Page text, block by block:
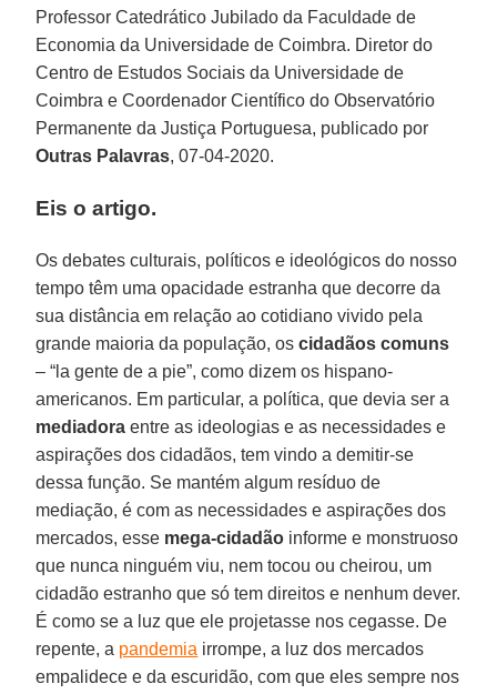
Professor Catedrático Jubilado da Faculdade de
Economia da Universidade de Coimbra. Diretor do
Centro de Estudos Sociais da Universidade de
Coimbra e Coordenador Científico do Observatório
Permanente da Justiça Portuguesa, publicado por
Outras Palavras, 07-04-2020.
Eis o artigo.
Os debates culturais, políticos e ideológicos do nosso
tempo têm uma opacidade estranha que decorre da
sua distância em relação ao cotidiano vivido pela
grande maioria da população, oscidadãos comuns
– “la gente de a pie”, como dizem os hispano-
americanos. Em particular, a política, que devia ser a
mediadora entre as ideologias e as necessidades e
aspirações dos cidadãos, tem vindo a demitir-se
dessa função. Se mantém algum resíduo de
mediação, é com as necessidades e aspirações dos
mercados, esse mega-cidadão informe e monstruoso
que nunca ninguém viu, nem tocou ou cheirou, um
cidadão estranho que só tem direitos e nenhum dever.
É como se a luz que ele projetasse nos cegasse. De
repente, a pandemia irrompe, a luz dos mercados
empalidece e da escuridão, com que eles sempre nos